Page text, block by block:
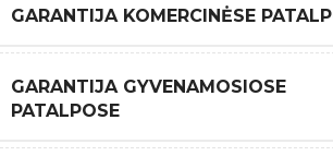
GARANTIJA KOMERCINĖSE
GARANTIJA GYVENAMOSIOSE
PATALPOSE